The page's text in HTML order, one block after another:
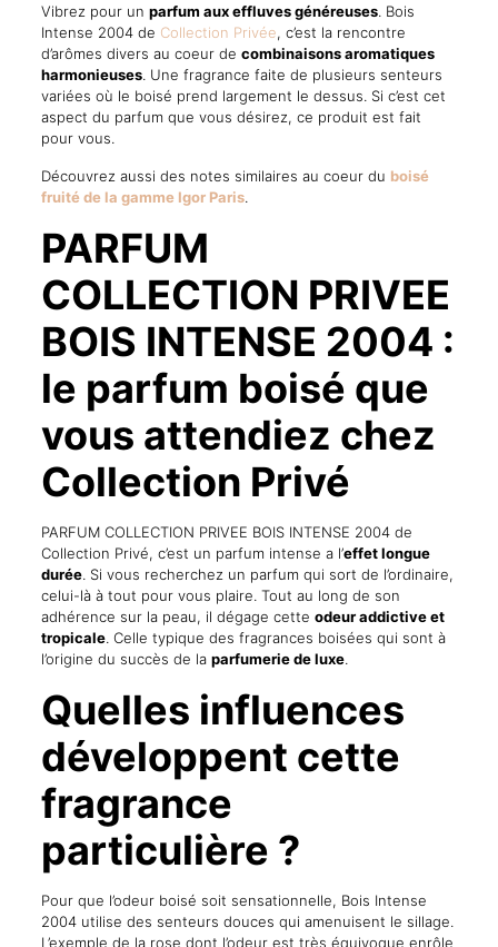
Vibrez pour un parfum aux effluves généreuses. Bois
Intense 2004 de Collection Privée, c’est la rencontre
d’arômes divers au coeur de combinaisons aromatiques
harmonieuses. Une fragrance faite de plusieurs senteurs
variées où le boisé prend largement le dessus. Si c’est cet
aspect du parfum que vous désirez, ce produit est fait
pour vous.
Découvrez aussi des notes similaires au coeur du boisé
fruité de la gamme Igor Paris.
PARFUM
COLLECTION PRIVEE
BOIS INTENSE 2004 :
le parfum boisé que
vous attendiez chez
Collection Privé
PARFUM COLLECTION PRIVEE BOIS INTENSE 2004 de
Collection Privé, c’est un parfum intense a l’effet longue
durée. Si vous recherchez un parfum qui sort de l’ordinaire,
celui-là à tout pour vous plaire. Tout au long de son
adhérence sur la peau, il dégage cette odeur addictive et
tropicale. Celle typique des fragrances boisées qui sont à
l’origine du succès de la parfumerie de luxe.
Quelles influences
développent cette
fragrance
particulière ?
Pour que l’odeur boisé soit sensationnelle, Bois Intense
2004 utilise des senteurs douces qui amenuisent le sillage.
L’exemple de la rose dont l’odeur est très équivoque enrôle